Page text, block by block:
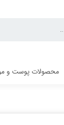
محصولات پوست و